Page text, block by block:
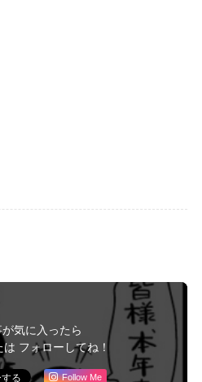
気に入ったら
フォローしてね！
Follow Me